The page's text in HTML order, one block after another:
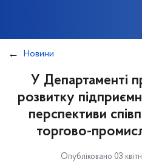
Новини
У Департаменті
розвитку
перспективи
торгово-
Опубліковано 03